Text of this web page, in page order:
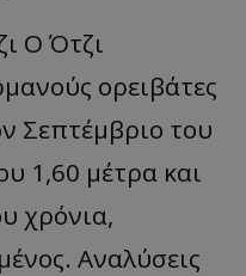
Ο Ότζι
ορειβάτες
Σεπτέμβριο του
1,60 μέτρα και
χρόνια,
Αναλύσεις